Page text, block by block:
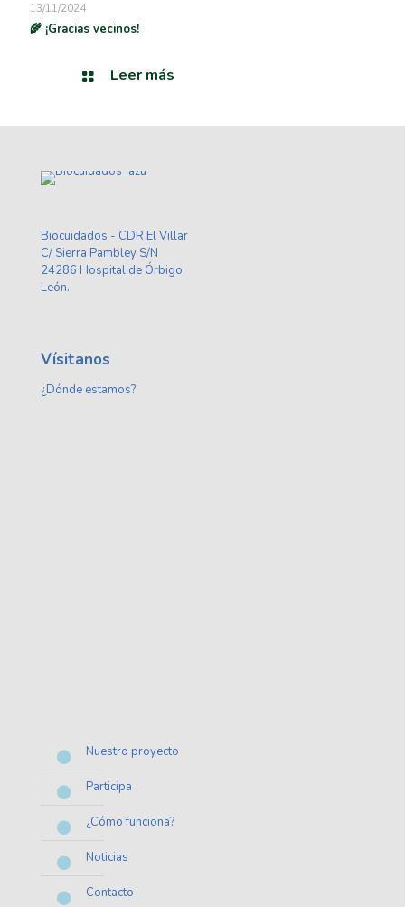
13/11/2024
🌾 ¡Gracias vecinos!
Leer más
Biocuidados - CDR El Villar
C/ Sierra Pambley S/N
24286 Hospital de Órbigo
León.
Vísitanos
¿Dónde estamos?
Nuestro proyecto
Participa
¿Cómo funciona?
Noticias
Contacto